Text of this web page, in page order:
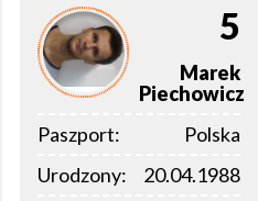
5
Marek
Piechowicz
Paszport:
Polska
Urodzony:
20.04.1988